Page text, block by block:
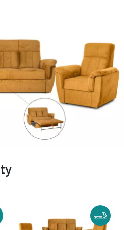
s ostatným
Odporúčanie
Poskytuje optimálnu oporu hlavy a